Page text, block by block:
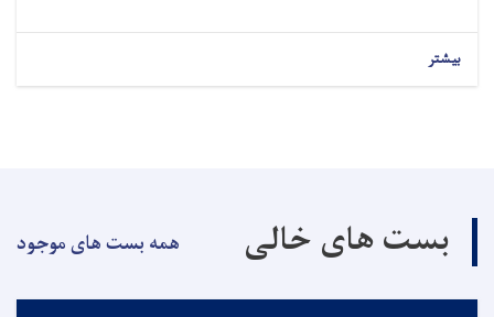
بیشتر
بست های خالی همه بست های موجود